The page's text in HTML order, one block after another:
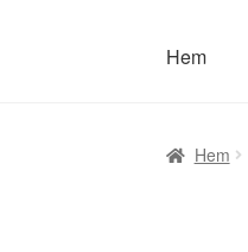
Hem
Hem